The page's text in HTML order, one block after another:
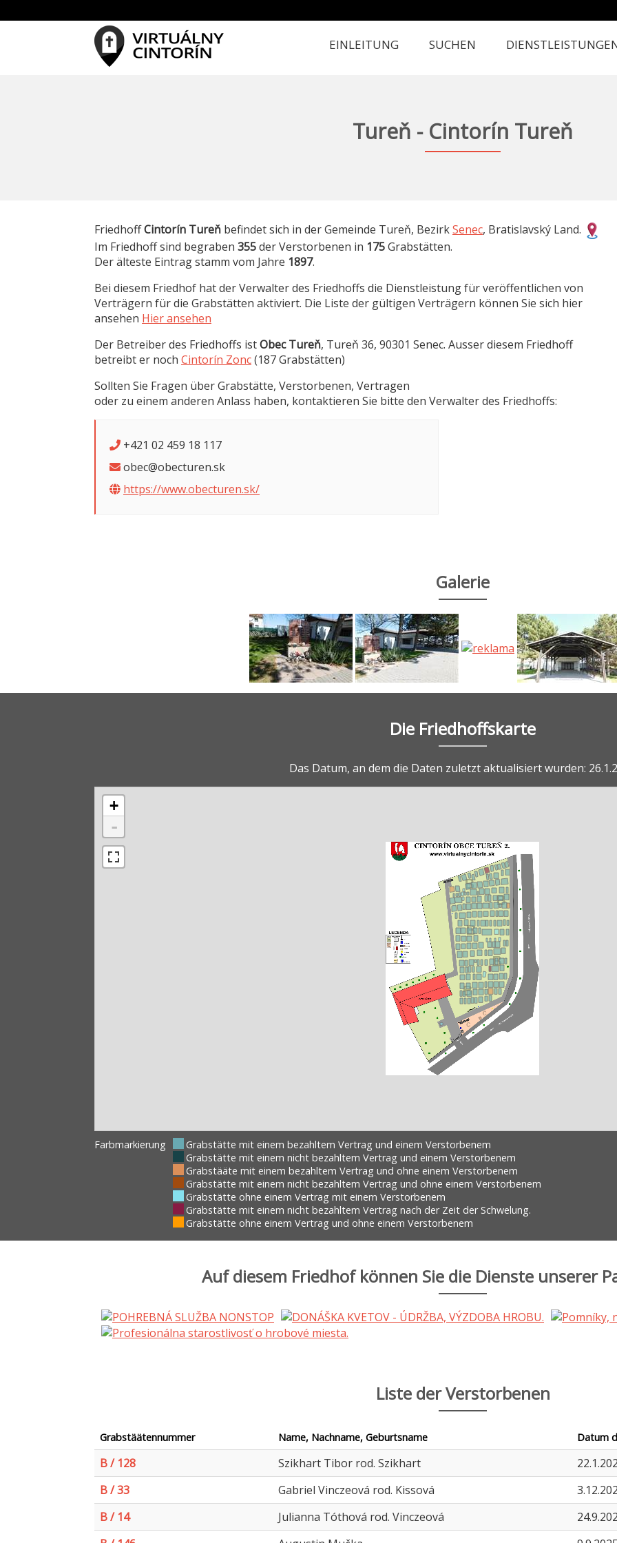
EINLEITUNG SUCHEN
Tureň - Cintorín Tureň
FriedhoffCintorín Tureň befindet sich in der Gemeinde Tureň, BezirkSenec, Bratislavský Land.
Im Friedhoff sind begraben 355der Verstorbenen in 175Grabstätten.
Der älteste Eintrag stamm vom Jahre 1897.
Bei diesem Friedhof hat der Verwalter des Friedhoffs die Dienstleistung für veröffentlichen von
Verträgern für die Grabstätten aktiviert. Die Liste der gültigen Verträgern können Sie sich hier
ansehen Hier ansehen
Der Betreiber des Friedhoffs istObec Tureň, Tureň 36, 90301 Senec. Ausser diesem Friedhoff
betreibt er noch Cintorín Zonc(187 Grabstätten)
Sollten Sie Fragen über Grabstätte, Verstorbenen, Vertragen
oder zu einem anderen Anlass haben, kontaktieren Sie bitte den Verwalter des Friedhoffs:
+421 02 459 18 117
obec@obecturen.sk
https://www.obecturen.sk/
Galerie
Die Friedhoffskarte
Das Datum, an dem die Daten zuletzt aktualisiert wurden:
+
-
Farbmarkierung
Grabstätte mit einem bezahltem Vertrag und einem Verstorbenem
Grabstätte mit einem nicht bezahltem Vertrag und einem Verstorbenem
Grabstääte mit einem bezahltem Vertrag und ohne einem Verstorbenem
Grabstätte mit einem nicht bezahltem Vertrag und ohne einem Verstorbenem
Grabstätte ohne einem Vertrag mit einem Verstorbenem
Grabstätte mit einem nicht bezahltem Vertrag nach der Zeit der Schwelung.
Grabstätte ohne einem Vertrag und ohne einem Verstorbenem
Auf diesem Friedhof können Sie die Dienste unserer
Liste der Verstorbenen
Grabstäätennummer Name, Nachname, Geburtsname Datum
B / 128 Szikhart Tibor rod. Szikhart
B / 33
Gabriel Vinczeová rod. Kissová
B / 14
Julianna Tóthová rod. Vinczeová